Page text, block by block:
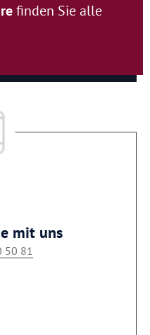
finden Sie alle
mit uns
50 81